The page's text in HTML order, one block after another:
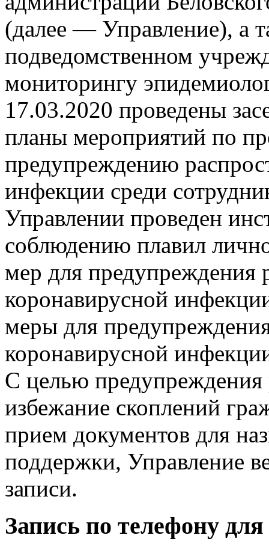
(далее — Управление), а
подведомственном
мониторингу
17.03.2020 проведены
планы мероприятий по
предупреждению
инфекции среди
Управлении проведен
соблюдению плавил
мер для предупреждения
коронавирусной
меры для
коронавирусной
С целью предупреждения
избежание скоплений
прием документов для
поддержки, Управление
записи.
Запись по телефону